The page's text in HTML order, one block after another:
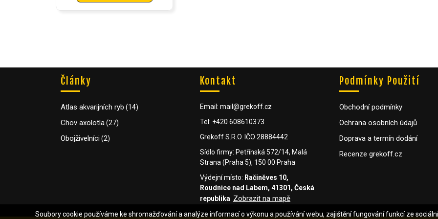
Články
Atlas akvarijních ryb (14)
Chov axolotla(27)
Obojživelníci (2)
Kontakt
Email: mail@grekoff.cz
Tel: +420 608610373
Grekoff S.R.O. IČO 28884442
Sídlo firmy: Petřínská 572/14, Malá
Strana (Praha 5), 150 00 Praha
Výdejní místo: Račiněves 10,
Roudnice nad Labem, 41301, Česká
republika Zobrazit na mapě
Podmínky Použití
Obchodní podmínky
Ochrana osobních údajů
Doprava a termín dodání
Recenze grekoff.cz
Soubory cookie používáme ke shromažďování a analýze informací o výkonu a používání webu, zajištění fungování funkcí ze
Soubory cookie používáme ke shromažďování a analýze informací o výkonu a používání webu, zajištění fungování funkcí ze